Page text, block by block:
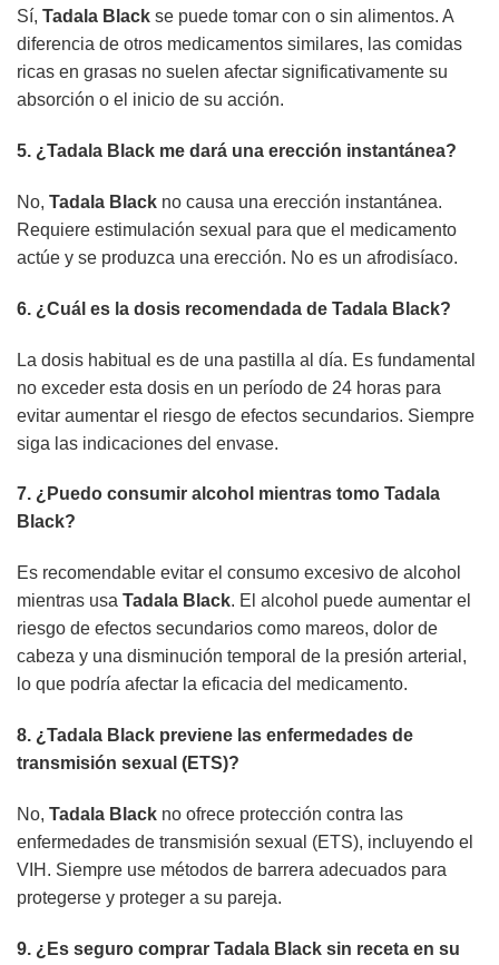
Sí, Tadala Black se puede tomar con o sin alimentos. A
diferencia de otros medicamentos similares, las comidas
ricas en grasas no suelen afectar significativamente su
absorción o el inicio de su acción.
5. ¿Tadala Black me dará una erección instantánea?
No, Tadala Black no causa una erección instantánea.
Requiere estimulación sexual para que el medicamento
actúe y se produzca una erección. No es un afrodisíaco.
6. ¿Cuál es la dosis recomendada de Tadala Black?
La dosis habitual es de una pastilla al día. Es fundamental
no exceder esta dosis en un período de 24 horas para
evitar aumentar el riesgo de efectos secundarios. Siempre
siga las indicaciones del envase.
7. ¿Puedo consumir alcohol mientras tomo Tadala
Black?
Es recomendable evitar el consumo excesivo de alcohol
mientras usa Tadala Black. El alcohol puede aumentar el
riesgo de efectos secundarios como mareos, dolor de
cabeza y una disminución temporal de la presión arterial,
lo que podría afectar la eficacia del medicamento.
8. ¿Tadala Black previene las enfermedades de
transmisión sexual (ETS)?
No, Tadala Black no ofrece protección contra las
enfermedades de transmisión sexual (ETS), incluyendo el
VIH. Siempre use métodos de barrera adecuados para
protegerse y proteger a su pareja.
9. ¿Es seguro comprar Tadala Black sin receta en su